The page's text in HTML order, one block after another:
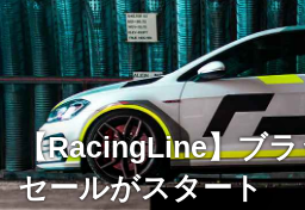
【RacingLine】ブ
セールがスタート